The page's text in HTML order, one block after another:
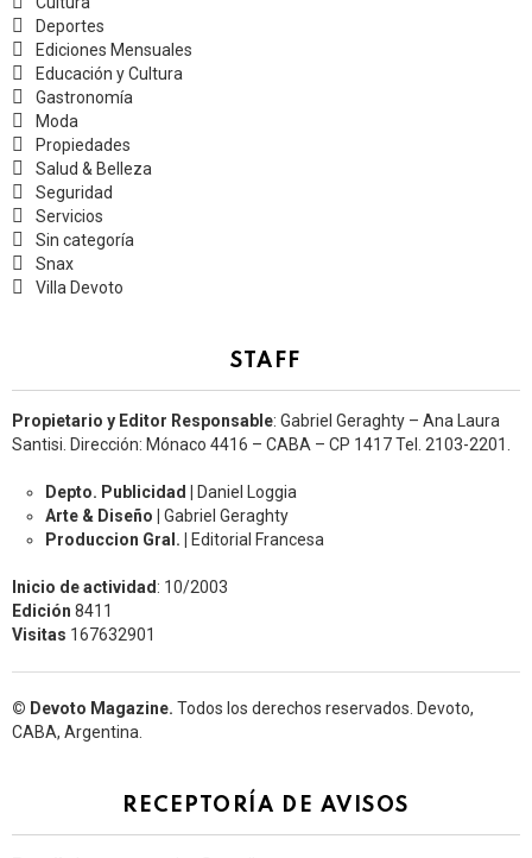
Deportes
Ediciones Mensuales
Educación y Cultura
Gastronomía
Moda
Propiedades
Salud & Belleza
Seguridad
Servicios
Sin categoría
Snax
Villa Devoto
STAFF
Propietario y Editor Responsable: Gabriel Geraghty – Ana Laura
Santisi. Dirección: Mónaco 4416 – CABA – CP 1417Tel. 2103-2201.
Depto. Publicidad |
Daniel Loggia
Arte & Diseño | Gabriel Geraghty
Produccion Gral. |
Editorial Francesa
Inicio de actividad : 10/2003
Edición 8411
Visitas 167632901
© Devoto Magazine. Todos los derechos reservados. Devoto,
CABA, Argentina.
RECEPTORÍA DE AVISOS